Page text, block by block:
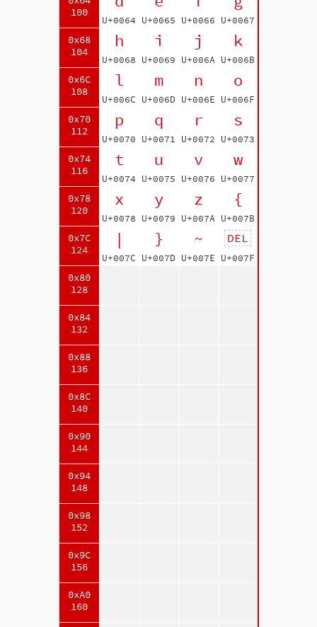
100
0x68
104
0x6C
108
0x70
112
0x74
116
0x78
120
0x7C
124
0x80
128
0x84
132
0x88
136
0x8C
140
0x90
144
0x94
148
0x98
152
0x9C
156
0xA0
160
U+0064 U+0065 U+0066 U+0067
h
U+0068
i
U+0069
j
U+006A
k
U+006B
l
U+006C
m
U+006D
n
U+006E
o
U+006F
p
U+0070
q
U+0071
r
U+0072
s
U+0073
t
U+0074
u
U+0075
v
U+0076
w
U+0077
x
U+0078
y
U+0079
z
U+007A
{
U+007B
|
U+007C
}
U+007D
~
U+007E
DEL
U+007F